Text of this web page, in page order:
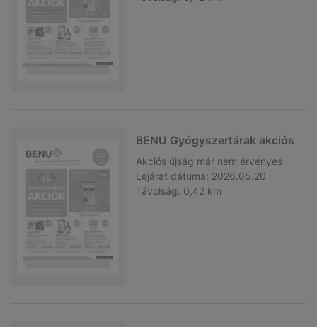
BENU Gyógyszertárak akciós
Akciós újság már nem érvényes
Lejárat dátuma: 2026.05.20
Távolság: 0,42 km